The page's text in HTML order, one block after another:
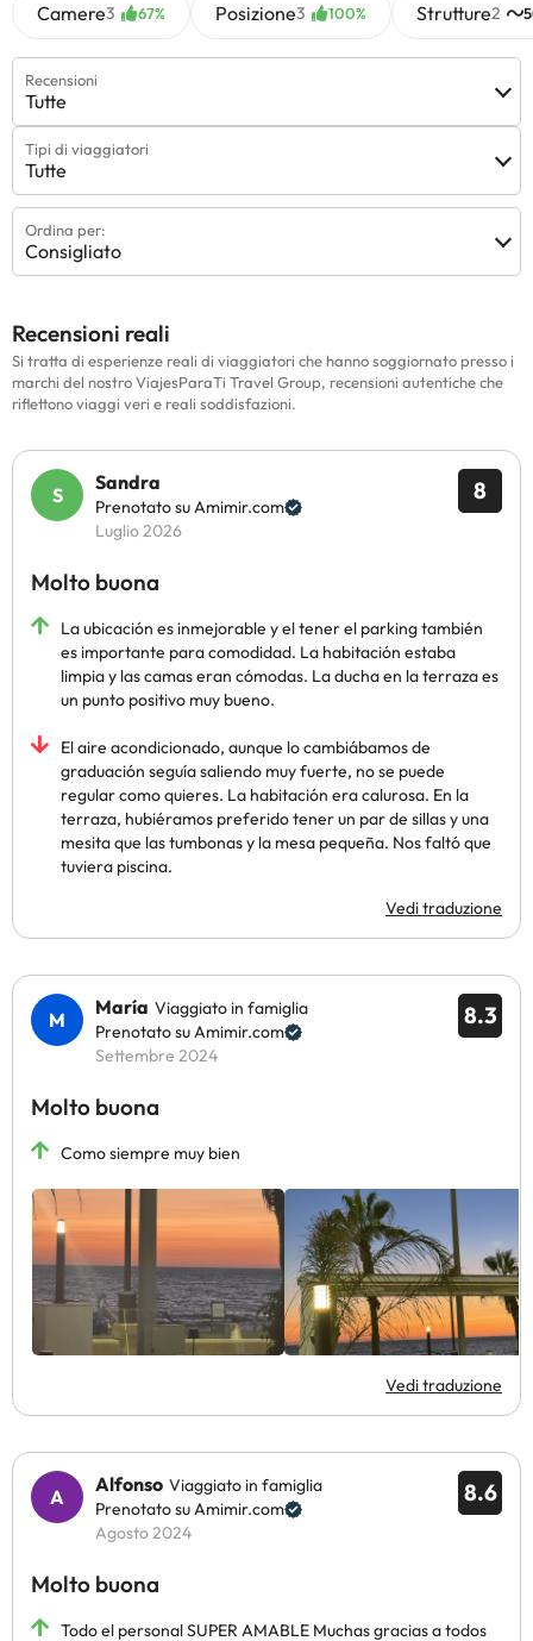
Camere3 67% Posizione3 100% Strutture2
Recensioni
Tutte
Tipi di viaggiatori
Tutte
Ordina per:
Consigliato
Recensioni reali
Si tratta di esperienze reali di viaggiatori che hanno soggiornato presso i
marchi del nostro ViajesParaTi Travel Group, recensioni autentiche che
riflettono viaggi veri e reali soddisfazioni.
8
Sandra
Prenotato su Amimir.com
Luglio 2026
Molto buona
La ubicación es inmejorable y el tener el parking también
es importante para comodidad. La habitación estaba
limpia y las camas eran cómodas. La ducha en la terraza es
un punto positivo muy bueno.
El aire acondicionado, aunque lo cambiábamos de
graduación seguía saliendo muy fuerte, no se puede
regular como quieres. La habitación era calurosa. En la
terraza, hubiéramos preferido tener un par de sillas y una
mesita que las tumbonas y la mesa pequeña. Nos faltó que
tuviera piscina.
Vedi traduzione
8.3
María Viaggiato in famiglia
Prenotato su Amimir.com
Settembre 2024
Molto buona
Como siempre muy bien
Vedi traduzione
8.6
Alfonso Viaggiato in famiglia
Prenotato su Amimir.com
Agosto 2024
Molto buona
Todo el personal SUPER AMABLE Muchas gracias a todos